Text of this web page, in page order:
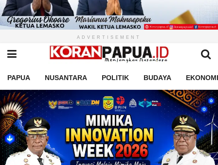
ADVERTISEMENT
PAPUA NUSANTARA POLITIK BUDAYA EKONOMI